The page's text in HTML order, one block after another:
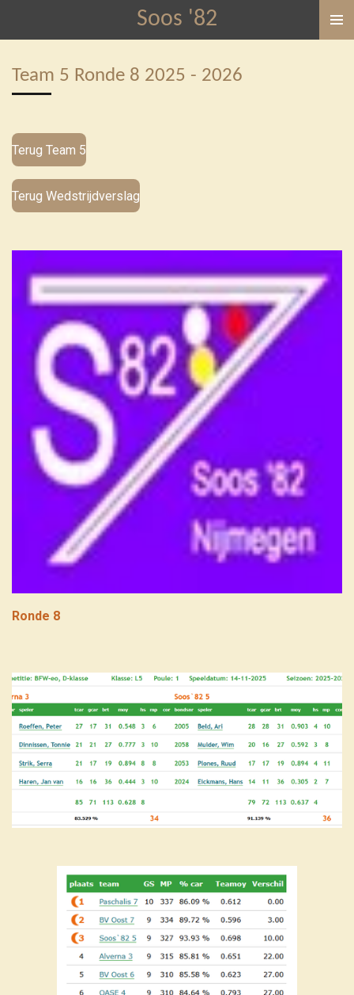
direct
de
hoofdinhoud
Soos '82
Team 5 Ronde 8 2025 - 2026
Terug Team 5
Terug Wedstrijdverslag
Ronde 8